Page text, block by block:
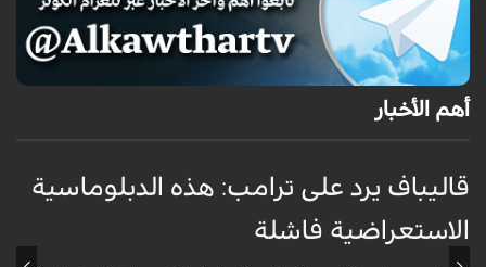
أهم الأخبار
قاليباف يرد على ترامب: هذه الدبلوماسية
الاستعراضية فاشلة